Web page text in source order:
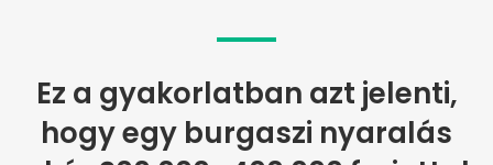
Ez a gyakorlatban azt jelenti,
hogy egy burgaszi nyaralás